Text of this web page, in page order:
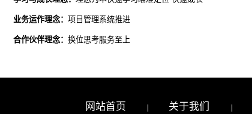
业务运作理念： 项目管理系统推进
合作伙伴理念： 换位思考服务至上
网站首页 关于我们